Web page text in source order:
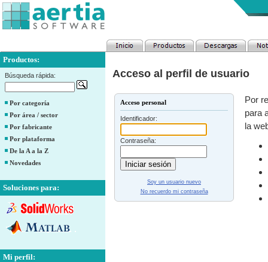
Productos:
Búsqueda rápida:
Por categoría
Por área / sector
Por fabricante
Por plataforma
De la A a la Z
Novedades
Soluciones para:
Mi perfil:
Acceso al perfil de usuario
Acceso personal
Identificador:
Contraseña:
Soy un usuario nuevo
No recuerdo mi contraseña
Por
para
la